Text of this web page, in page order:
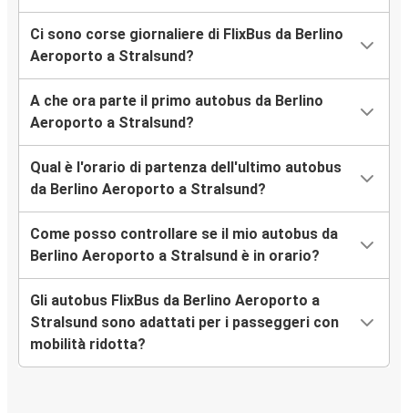
Ci sono corse giornaliere di FlixBus da Berlino
Aeroporto a Stralsund?
A che ora parte il primo autobus da Berlino
Aeroporto a Stralsund?
Qual è l'orario di partenza dell'ultimo autobus
da Berlino Aeroporto a Stralsund?
Come posso controllare se il mio autobus da
Berlino Aeroporto a Stralsund è in orario?
Gli autobus FlixBus da Berlino Aeroporto a
Stralsund sono adattati per i passeggeri con
mobilità ridotta?